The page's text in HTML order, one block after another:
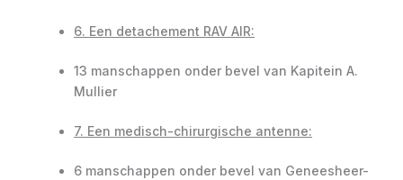
6. Een detachement RAV AIR:
13 manschappen onder bevel van Kapitein A.
Mullier
7. Een medisch-chirurgische antenne:
6 manschappen onder bevel van Geneesheer-